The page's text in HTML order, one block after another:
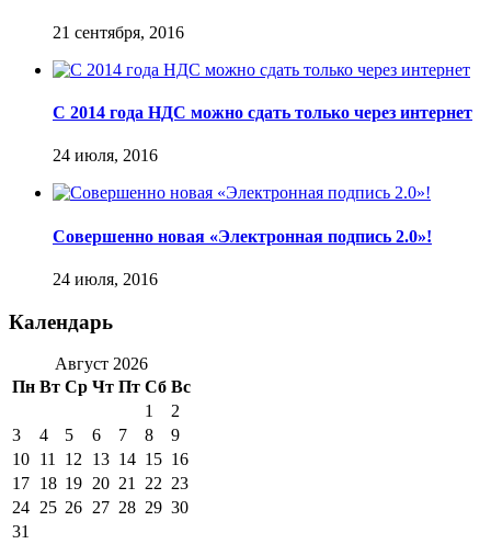
21 сентября, 2016
С 2014 года НДС можно сдать только через интернет
24 июля, 2016
Совершенно новая «Электронная подпись 2.0»!
24 июля, 2016
Календарь
Август 2026
Пн Вт Ср Чт Пт Сб Вс
1
2
3
4 5 6 7 8
9
10 11 12 13 14 15 16
17 18 19 20 21 22 23
24 25 26 27 28 29 30
31